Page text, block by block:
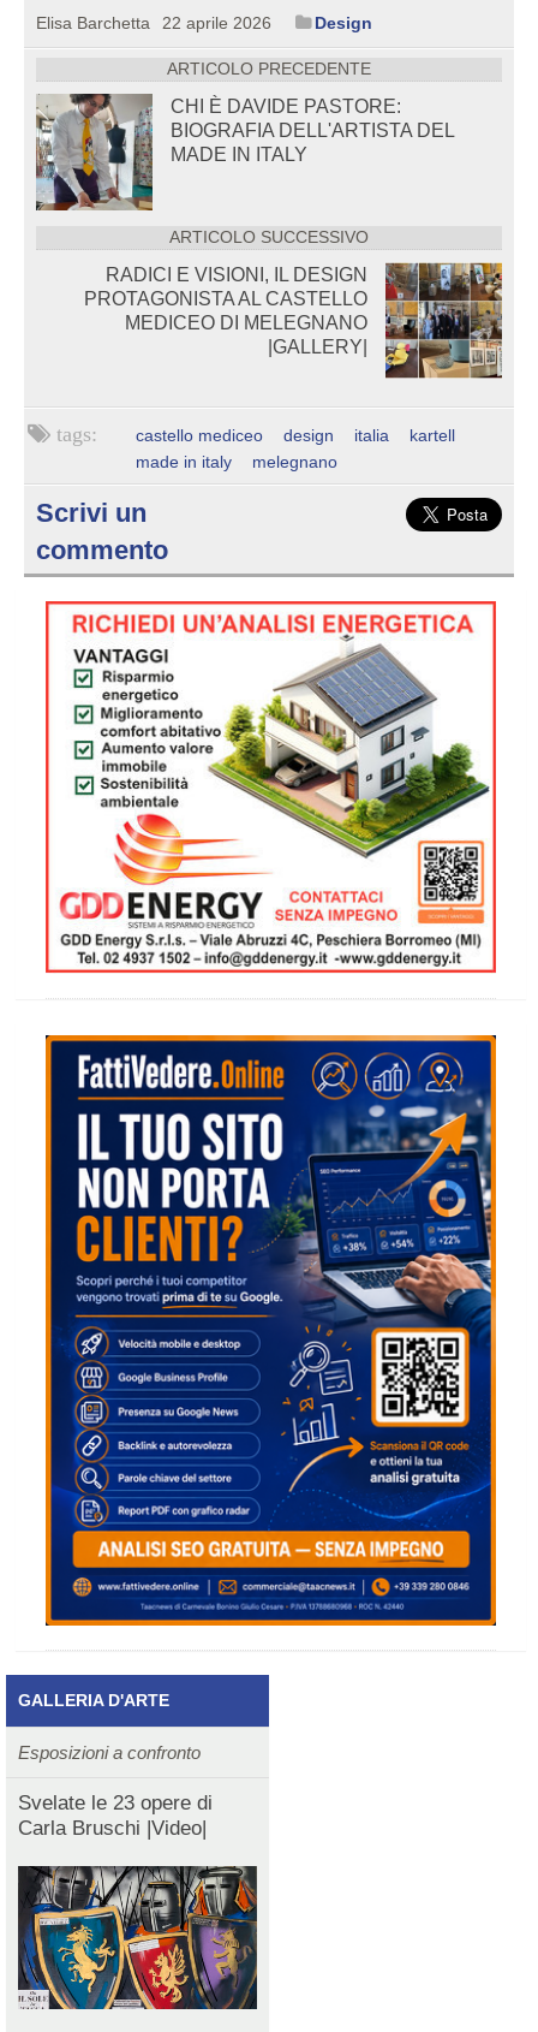
Elisa Barchetta 22 aprile 2026 Design
ARTICOLO PRECEDENTE
CHI È DAVIDE PASTORE:
BIOGRAFIA DELL'ARTISTA DEL
MADE IN ITALY
ARTICOLO SUCCESSIVO
RADICI E VISIONI, IL DESIGN
PROTAGONISTA AL CASTELLO
MEDICEO DI MELEGNANO
|GALLERY|
castello mediceo design italia
kartell
made in italy
melegnano
Scrivi un
commento
GALLERIA D'ARTE
Esposizioni a confronto
Svelate le 23 opere di
Carla Bruschi |Video|